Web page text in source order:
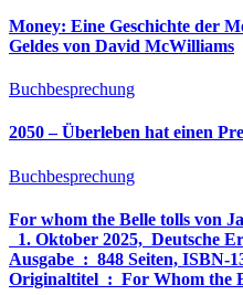
Money: Eine Geschichte der
Geldes von David McWilliams
Buchbesprechung
2050 – Überleben hat einen
Buchbesprechung
For whom the Belle tolls von
1. Oktober 2025, ‎ Deutsche
Ausgabe ‏ : ‎ 848 Seiten, ISBN-13 ‏ : ‎ 978-3764533694,
Originaltitel ‏ : ‎ For